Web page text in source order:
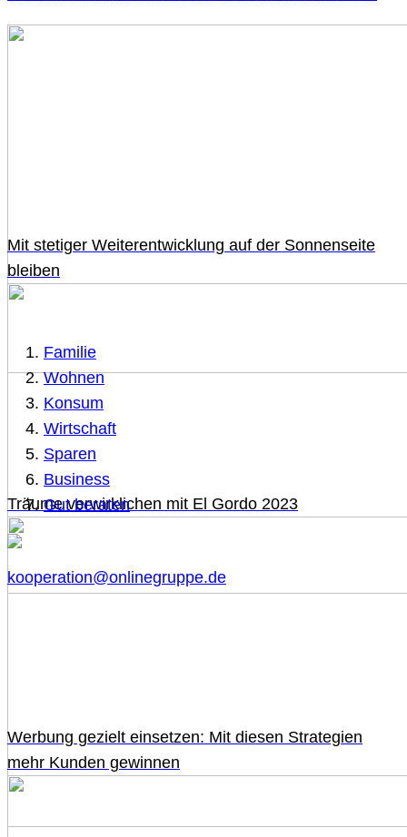
Mit stetiger Weiterentwicklung auf der Sonnenseite
bleiben
Träume verwirklichen mit El Gordo 2023
Werbung gezielt einsetzen: Mit diesen Strategien
mehr Kunden gewinnen
Familie
Wohnen
Konsum
Wirtschaft
Sparen
Business
Gut beraten
kooperation@onlinegruppe.de